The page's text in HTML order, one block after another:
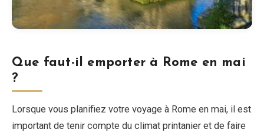
Que faut-il emporter à Rome en mai
?
Lorsque vous planifiez votre voyage à Rome en mai, il est
important de tenir compte du climat printanier et de faire